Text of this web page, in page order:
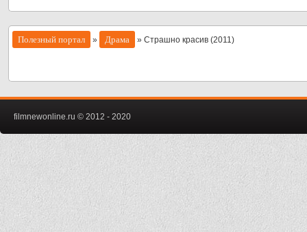
Полезный портал » Драма » Страшно красив (2011)
filmnewonline.ru © 2012 - 2020